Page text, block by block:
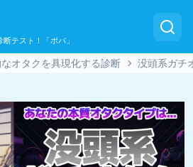
テスト！「ポバ」
オタクを具現化する診断 没頭系ガチ